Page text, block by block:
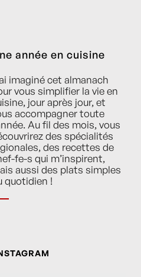
année en cuisine
imaginé cet almanach
vous simplifier la vie en
jour après jour, et
accompagner toute
Au fil des mois, vous
des spécialités
des recettes de
fe-s qui m’inspirent,
aussi des plats simples
quotidien !